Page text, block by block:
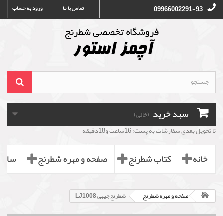
ورود به حساب تماس با ما 09966002291-93
سبد خرید (خالی)
تا تحویل بعدی سفارشات به پست: 16ساعت و18دقیقه
خانه کتاب شطرنج صفحه و مهره شطرنج
صفحه و مهره شطرنج شطرنج جیبی LJ1008